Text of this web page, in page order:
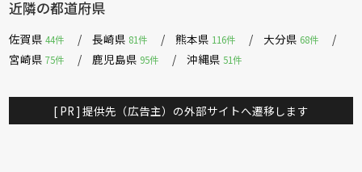
近隣の都道府県
佐賀県44件 長崎県 81件 熊本県 116件 大分県 68件
宮崎県75件 鹿児島県 95件 沖縄県51件
[ PR ] 提供先（広告主）の外部サイトへ遷移します